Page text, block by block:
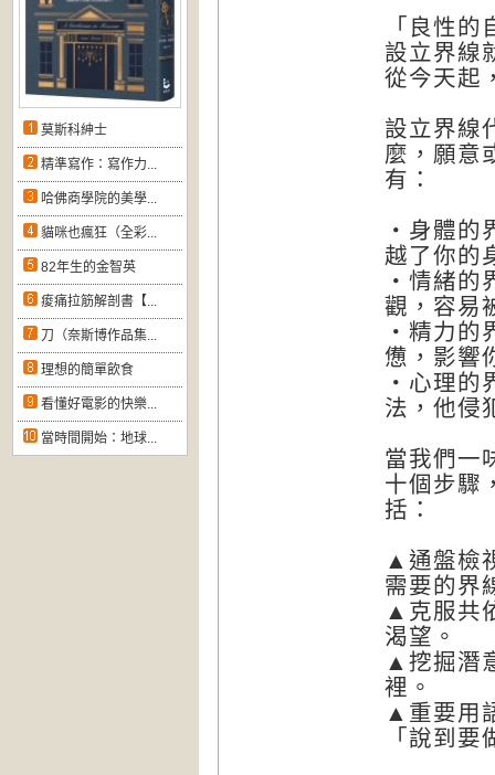
莫斯科紳士
精準寫作：寫作力...
哈佛商學院的美學...
貓咪也瘋狂（全彩...
82年生的金智英
痠痛拉筋解剖書【...
刀（奈斯博作品集...
理想的簡單飲食
看懂好電影的快樂...
當時間開始：地球...
「良性
設立界線
從今天起
設立界線
麼，願意
有：
‧身體的
越了你的
‧情緒的
觀，容易
‧精力的
憊，影響
‧心理的
法，他侵
當我們一
十個步驟
括：
▲通盤檢
需要的界
▲克服共
渴望。
▲挖掘潛
裡。
▲重要用
「說到